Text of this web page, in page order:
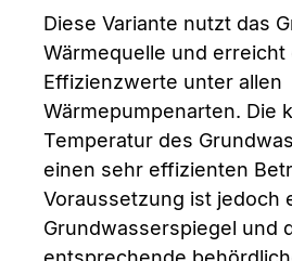
Diese Variante nutzt das
Wärmequelle und
Effizienzwerte unter allen
Wärmepumpenarten. Die
Temperatur des
einen sehr effizienten
Voraussetzung ist jedoch
Grundwasserspiegel und